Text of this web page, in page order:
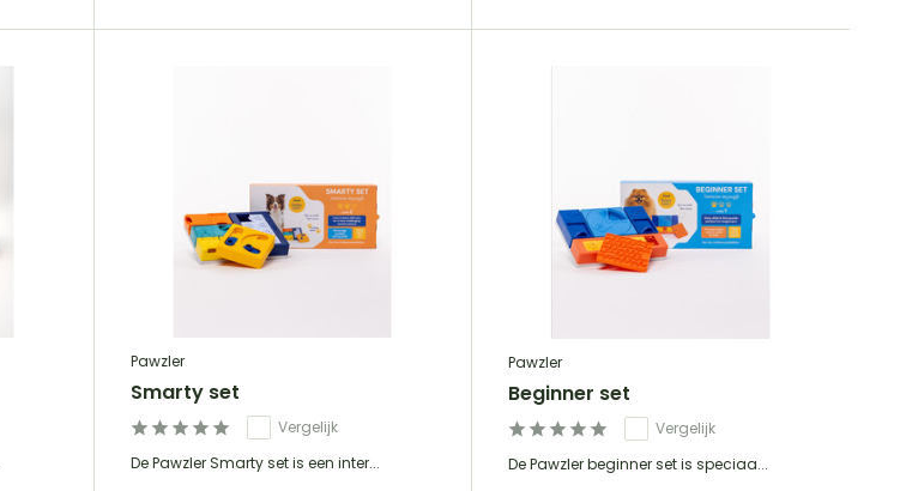
Pawzler
Smarty set
Vergelijk
De Pawzler Smarty set is een inter...
Pawzler
Beginner set
Vergelijk
De Pawzler beginner set is speciaa...